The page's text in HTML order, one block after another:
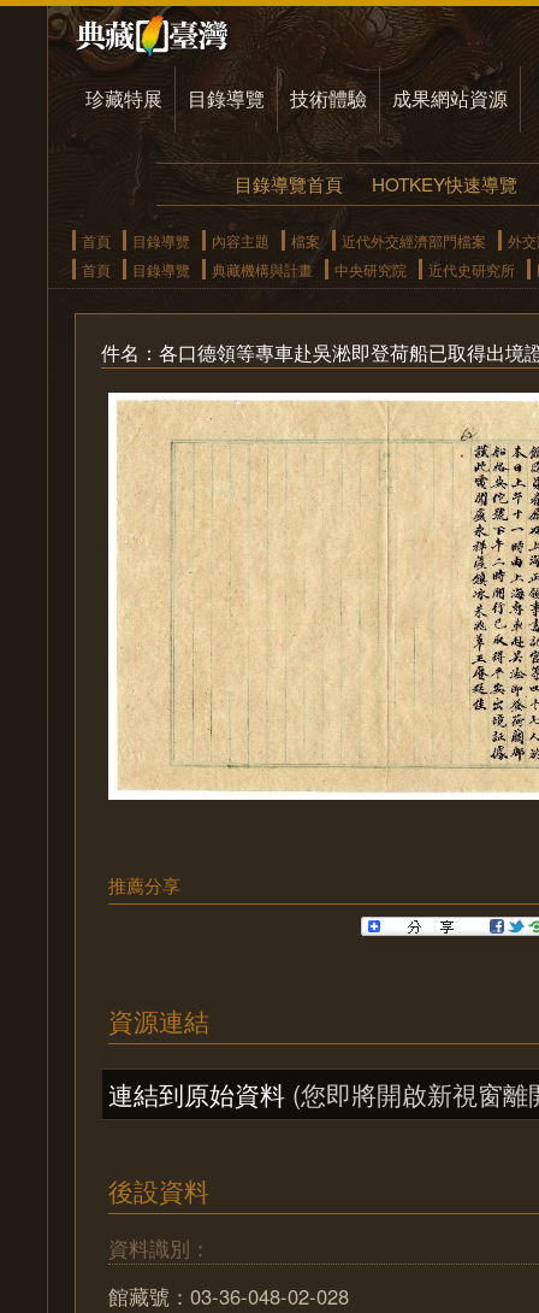
珍藏特展 目錄導覽 技術體驗 成果網站資源
目錄導覽首頁 HOTKEY快速導覽
首頁 目錄導覽 內容主題 檔案 近代外交經濟部門檔案
外
首頁
目錄導覽 典藏機構與計畫 中央研究院 近代史研究所
件名：各口德領等專車赴吳淞即登荷船已取得出境
推薦分享
資源連結
連結到原始資料 (您即將開啟新視窗離
後設資料
資料識別：
館藏號：03-36-048-02-028